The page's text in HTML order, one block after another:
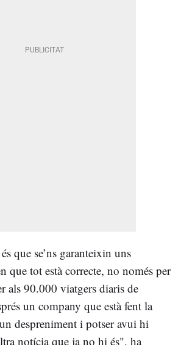
que se’ns garanteixin uns
que tot està correcte, no només per
als 90.000 viatgers diaris de
un company que està fent la
despreniment i potser avui hi
notícia que ja no hi és", ha